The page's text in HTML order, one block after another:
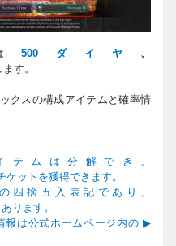
500 ダイヤ 、
ます。
クスの構成アイテムと確率情
ムは分解でき、
ットを獲得できます。
四捨五入表記であり、
ります。
報は公式ホ ー ムページ 内の ▶